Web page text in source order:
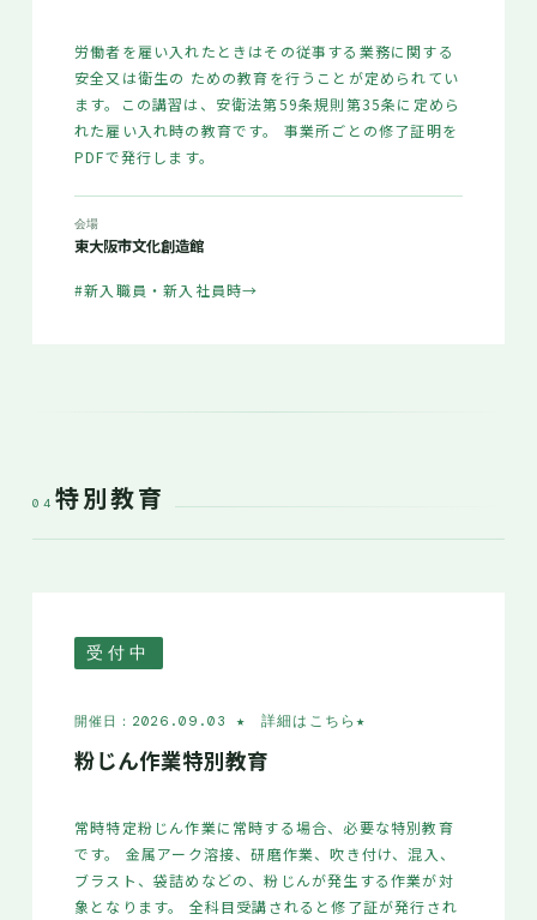
労働者を雇い入れたときはその従事する業務に関する
安全又は衛生の ための教育を行うことが定められてい
ます。この講習は、安衛法第59条規則第35条に定めら
れた雇い入れ時の教育です。 事業所ごとの修了証明を
PDFで発行します。
会場
東大阪市文化創造館
#新入職員・新入社員時→
04 特別教育
受付中
開催日：2026.09.03 ★ 詳細はこちら★
粉じん作業特別教育
常時特定粉じん作業に常時する場合、必要な特別教育
です。 金属アーク溶接、研磨作業、吹き付け、混入、
ブラスト、袋詰めなどの、粉じんが発生する作業が対
象となります。 全科目受講されると修了証が発行され